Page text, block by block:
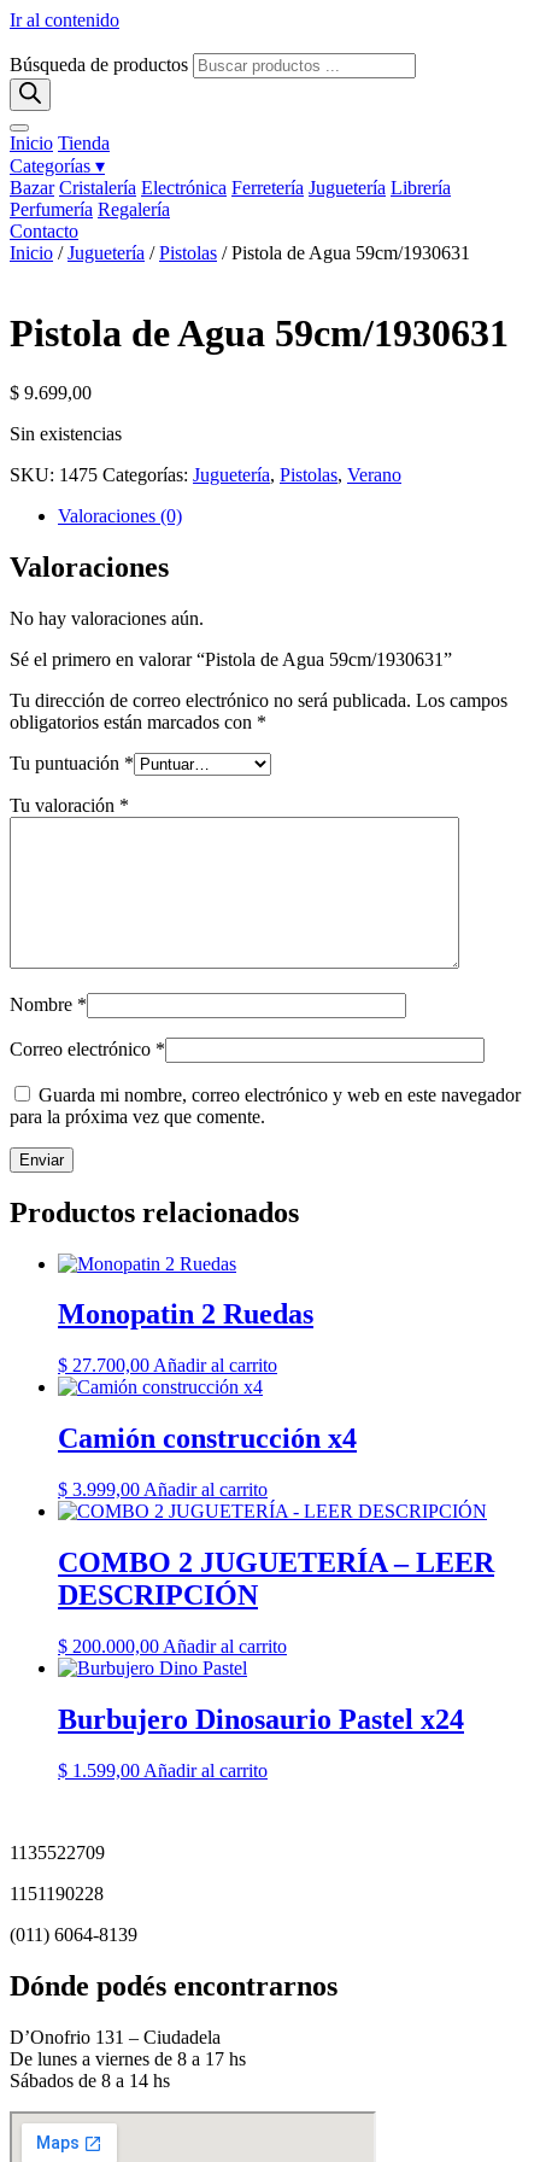
Ir al contenido
Búsqueda de productos
Inicio Tienda
Categorías ▾
Bazar Cristalería Electrónica Ferretería Juguetería Librería
Perfumería Regalería
Contacto
Inicio /Juguetería /Pistolas / Pistola de Agua 59cm/1930631
Pistola de Agua 59cm/1930631
$ 9.699,00
Sin existencias
SKU: 1475 Categorías: Juguetería, Pistolas, Verano
Valoraciones (0)
Valoraciones
No hay valoraciones aún.
Sé el primero en valorar “Pistola de Agua 59cm/1930631”
Tu dirección de correo electrónico no será publicada. Los campos
obligatorios están marcados con *
Tu puntuación *
Tu valoración *
Nombre *
Correo electrónico *
Guarda mi nombre, correo electrónico y web en este navegador
para la próxima vez que comente.
Productos relacionados
Monopatin 2 Ruedas
$ 27.700,00 Añadir al carrito
Camión construcción x4
$ 3.999,00 Añadir al carrito
COMBO 2 JUGUETERÍA – LEER
DESCRIPCIÓN
$ 200.000,00 Añadir al carrito
Burbujero Dinosaurio Pastel x24
$ 1.599,00 Añadir al carrito
1135522709
1151190228
(011) 6064-8139
Dónde podés encontrarnos
D’Onofrio 131 – Ciudadela
De lunes a viernes de 8 a 17 hs
Sábados de 8 a 14 hs